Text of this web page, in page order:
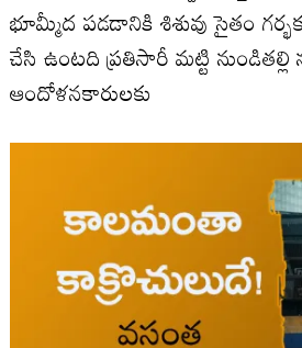
భూమ్మీద పడడానికి శిశువు సైతం
చేసి ఉంటది ప్రతిసారీ మట్టి నుండితల్లి
ఆందోళనకారులకు